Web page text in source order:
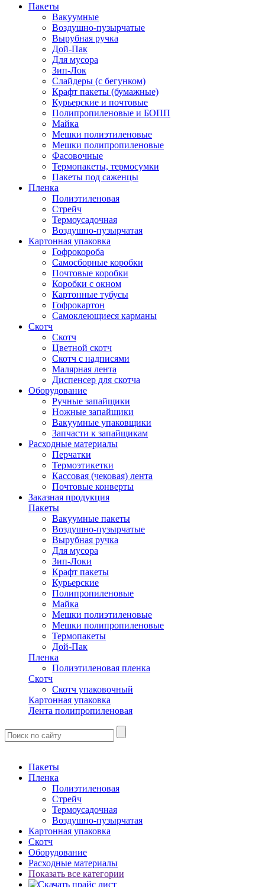
Пакеты
Вакуумные
Воздушно-пузырчатые
Вырубная ручка
Дой-Пак
Для мусора
Зип-Лок
Слайдеры (с бегунком)
Крафт пакеты (бумажные)
Курьерские и почтовые
Полипропиленовые и БОПП
Майка
Мешки полиэтиленовые
Мешки полипропиленовые
Фасовочные
Термопакеты, термосумки
Пакеты под саженцы
Пленка
Полиэтиленовая
Стрейч
Термоусадочная
Воздушно-пузырчатая
Картонная упаковка
Гофрокороба
Самосборные коробки
Почтовые коробки
Коробки с окном
Картонные тубусы
Гофрокартон
Самоклеющиеся карманы
Скотч
Скотч
Цветной скотч
Скотч с надписями
Малярная лента
Диспенсер для скотча
Оборудование
Ручные запайщики
Ножные запайщики
Вакуумные упаковщики
Запчасти к запайщикам
Расходные материалы
Перчатки
Термоэтикетки
Кассовая (чековая) лента
Почтовые конверты
Заказная продукция
Пакеты
Вакуумные пакеты
Воздушно-пузырчатые
Вырубная ручка
Для мусора
Зип-Локи
Крафт пакеты
Курьерские
Полипропиленовые
Майка
Мешки полиэтиленовые
Мешки полипропиленовые
Термопакеты
Дой-Пак
Пленка
Полиэтиленовая пленка
Скотч
Скотч упаковочный
Картонная упаковка
Лента полипропиленовая
Пакеты
Пленка
Полиэтиленовая
Стрейч
Термоусадочная
Воздушно-пузырчатая
Картонная упаковка
Скотч
Оборудование
Расходные материалы
Показать все категории